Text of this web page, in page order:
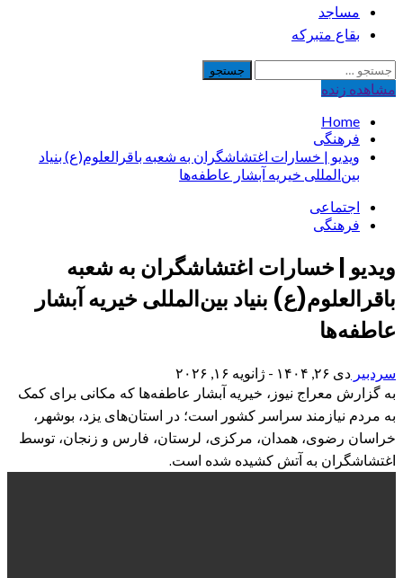
مساجد
بقاع متبرکه
جستجو
برای:
مشاهده‌ زنده
Home
فرهنگی
ویدیو | خسارات اغتشاشگران به شعبه باقرالعلوم(ع) بنیاد
بین‌المللی خیریه آبشار عاطفه‌ها
اجتماعی
فرهنگی
ویدیو | خسارات اغتشاشگران به شعبه
باقرالعلوم(ع) بنیاد بین‌المللی خیریه آبشار
عاطفه‌ها
سردبیر دی ۲۶, ۱۴۰۴ - ژانویه ۱۶, ۲۰۲۶
به گزارش معراج نیوز، خیریه آبشار عاطفه‌ها که مکانی برای کمک
به مردم نیازمند سراسر کشور است؛ در استان‌های یزد، بوشهر،
خراسان رضوی، همدان، مرکزی، لرستان، فارس و زنجان، توسط
اغتشاشگران به آتش کشیده شده است.